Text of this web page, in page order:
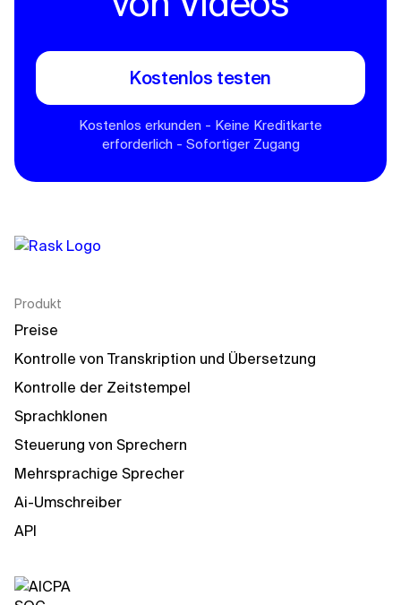
Kostenlos testen
Kostenlos erkunden - Keine Kreditkarte
erforderlich - Sofortiger Zugang
Produkt
Preise
Kontrolle von Transkription und Übersetzung
Kontrolle der Zeitstempel
Sprachklonen
Steuerung von Sprechern
Mehrsprachige Sprecher
Ai-Umschreiber
API